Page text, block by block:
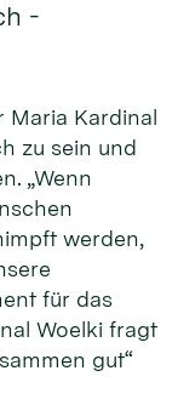
-
Maria Kardinal
zu sein und
„Wenn
werden,
für das
Woelki fragt
gut“